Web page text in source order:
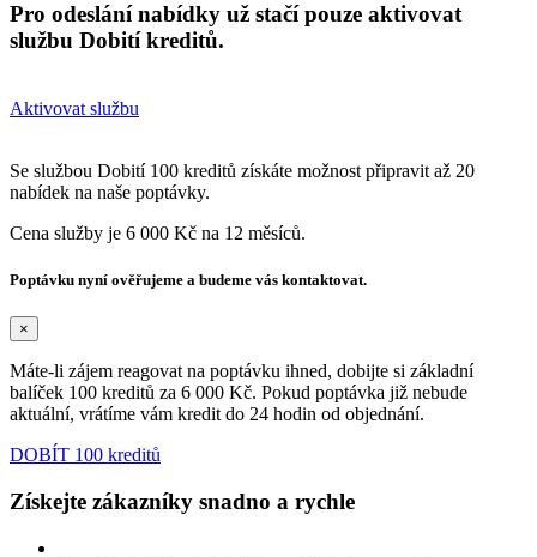
Pro odeslání nabídky už stačí pouze aktivovat
službu Dobití kreditů.
Aktivovat službu
Se službou Dobití 100 kreditů získáte možnost připravit až 20
nabídek na naše poptávky.
Cena služby je 6 000 Kč na 12 měsíců.
Poptávku nyní ověřujeme a budeme vás kontaktovat.
×
Máte-li zájem reagovat na poptávku ihned, dobijte si základní
balíček 100 kreditů za 6 000 Kč. Pokud poptávka již nebude
aktuální, vrátíme vám kredit do 24 hodin od objednání.
DOBÍT 100 kreditů
Získejte zákazníky snadno a rychle